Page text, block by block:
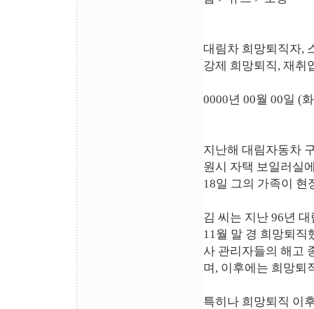
대림차 희망퇴직자,
강제 희망퇴직, 재
0000년 00월 00일 (
지난해 대림자동차
원시 자택 보일러실
18일 그의 가족이 현
김 씨는 지난 96년
11월 말 경 희망퇴직
사 관리자들의 해고
며, 이후에는 희망퇴
특히나 희망퇴직 이